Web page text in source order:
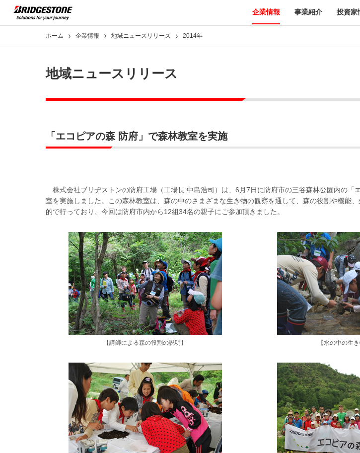
企業情報 事業紹介 投資家
ホーム 企業情報 地域ニュースリリース 2014年
地域ニュースリリース
「エコピアの森 防府」で森林教室を実施
株式会社ブリヂストンの防府工場（工場長 中島浩司）は、6月7日に防府市の三谷森林公園内の「
室を実施しました。この森林教室は、森の中のさまざまな生き物の観察を通して、森の役割や機能
的で行っており、今回は防府市内から12組34名の親子にご参加頂きました。
【講師による森の役割の説明】 【水の中の生